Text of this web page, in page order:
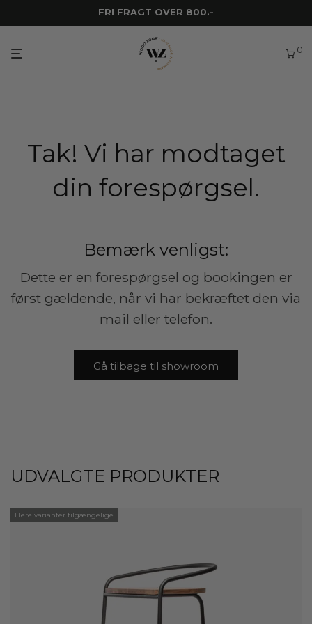
FRI FRAGT OVER 800.-
0
Tak! Vi har modtaget
din forespørgsel.
Bemærk venligst:
Dette er en forespørgsel og bookingen er
først gældende, når vi har bekræftet den via
mail eller telefon.
Gå tilbage til showroom
UDVALGTE PRODUKTER
Flere varianter tilgængelige